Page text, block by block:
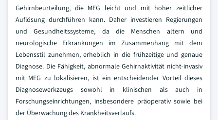
Gehirnbeurteilung, die MEG leicht und mit hoher zeitlicher
Auflösung durchführen kann. Daher investieren Regierungen
und Gesundheitssysteme, da die Menschen altern und
neurologische Erkrankungen im Zusammenhang mit dem
Lebensstil zunehmen, erheblich in die frühzeitige und genaue
Diagnose. Die Fähigkeit, abnormale Gehirnaktivität nicht-invasiv
mit MEG zu lokalisieren, ist ein entscheidender Vorteil dieses
Diagnosewerkzeugs sowohl in klinischen als auch in
Forschungseinrichtungen, insbesondere präoperativ sowie bei
der Überwachung des Krankheitsverlaufs.